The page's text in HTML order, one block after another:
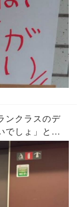
ンクラスのデ
でしょ」と扉
を確認する